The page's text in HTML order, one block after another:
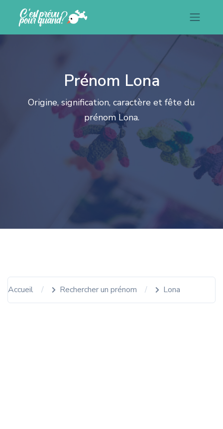
Prénom Lona
Origine, signification, caractère et fête du
prénom Lona.
Accueil Rechercher un prénom Lona